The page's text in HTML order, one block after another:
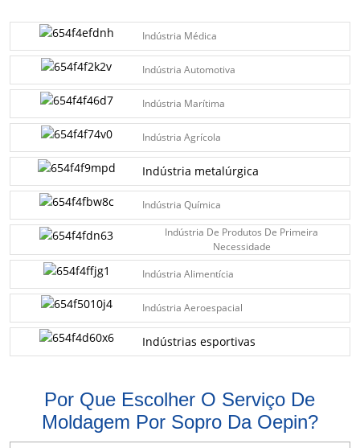
Indústria Médica
Indústria Automotiva
Indústria Marítima
Indústria Agrícola
Indústria metalúrgica
Indústria Química
Indústria De Produtos De Primeira
Necessidade
Indústria Alimentícia
Indústria Aeroespacial
Indústrias esportivas
Por Que Escolher O Serviço De
Moldagem Por Sopro Da Oepin?